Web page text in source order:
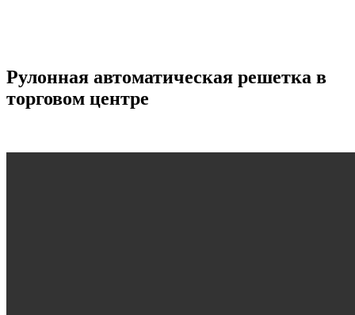
Рулонная автоматическая решетка в
торговом центре